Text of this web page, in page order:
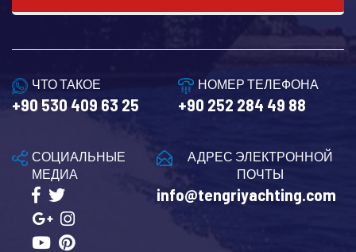
ЧТО ТАКОЕ
+90 530 409 63 25
НОМЕР ТЕЛЕФОНА
+90 252 284 49 88
АДРЕС ЭЛЕКТРОННОЙ
ПОЧТЫ
info@tengriyachting.com
СОЦИАЛЬНЫЕ
МЕДИА